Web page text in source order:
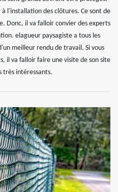
l'installation des clôtures. Ce sont de
Donc, il va falloir convier des experts
elagueur paysagiste a tous les
meilleur rendu de travail. Si vous
il va falloir faire une visite de son site
très intéressants.